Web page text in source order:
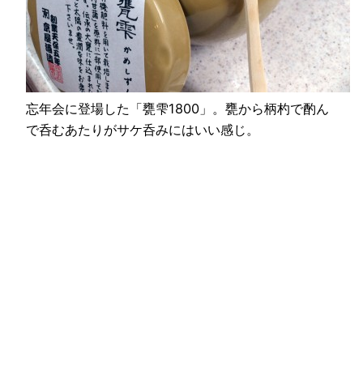
忘年会に登場した「甕雫1800」。甕から柄杓で酌ん
で呑むあたりがサケ呑みにはいい感じ。